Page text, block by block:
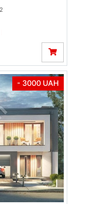
2
- 3000 UAH